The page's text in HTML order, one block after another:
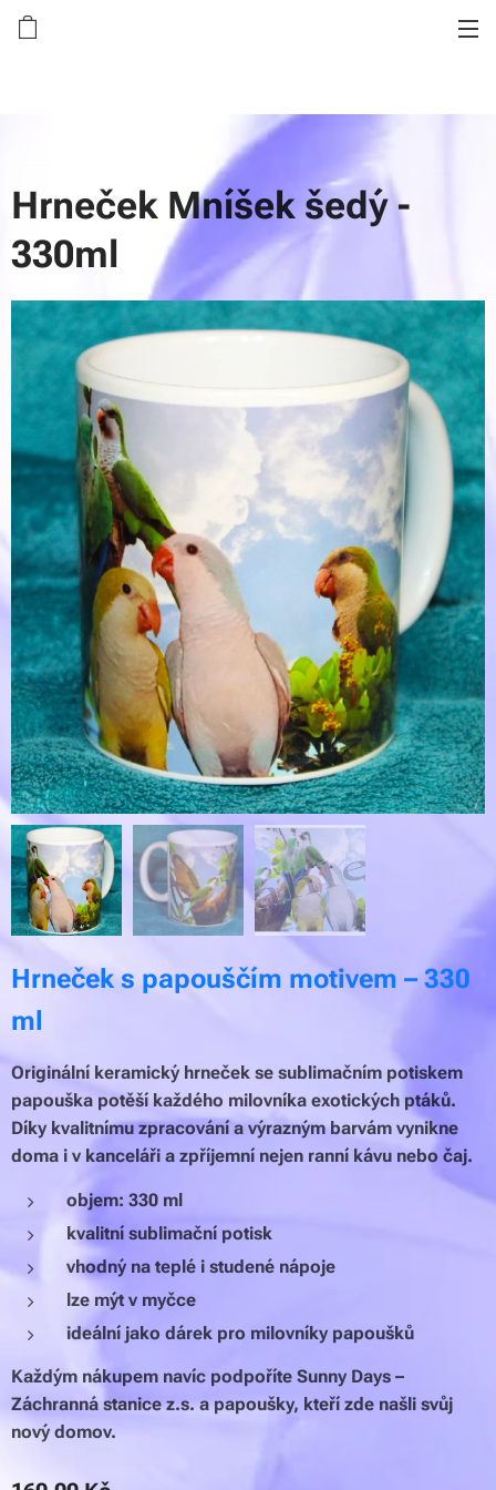
Hrneček Mníšek šedý -
330ml
Hrneček s papouščím motivem – 330
ml
Originální keramický hrneček se sublimačním potiskem
papouška potěší každého milovníka exotických ptáků.
Díky kvalitnímu zpracování a výrazným barvám vynikne
doma i v kanceláři a zpříjemní nejen ranní kávu nebo čaj.
objem: 330 ml
kvalitní sublimační potisk
vhodný na teplé i studené nápoje
lze mýt v myčce
ideální jako dárek pro milovníky papoušků
Každým nákupem navíc podpoříte Sunny Days –
Záchranná stanice z.s. a papoušky, kteří zde našli svůj
nový domov.